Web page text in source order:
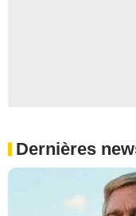
Dernières